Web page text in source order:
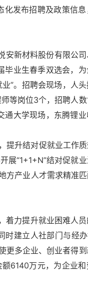
发布招聘及政策信
安新材料股份有限公
业生春季双选会，
”。招聘会现场，人
等岗位3个，招聘人
大学现场，东腾锂
提升结对促就业工作
展“1+1+N”结对促就
方产业人才需求精准
着力提升就业困难人员
建立人社部门与经
更多企业、创业者得
6140万元，为企业